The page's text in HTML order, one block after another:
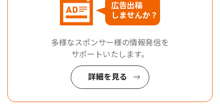
広告出稿
しませんか？
多様なスポンサー様の情報発信を
サポートいたします。
詳細を見る